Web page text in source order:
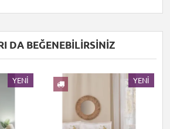
DA BEĞENEBILIRSINIZ
YENI YENI